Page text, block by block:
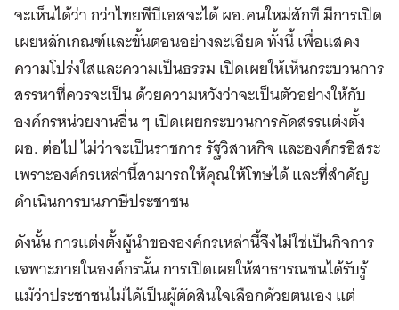
จะเห็นได้ว่า กว่าไทยพีบีเอสจะได้ ผอ.คนใหม่สักที มีการเปิด
เผยหลักเกณฑ์และขั้นตอนอย่างละเอียด ทั้งนี้ เพื่อแสดง
ความโปร่งใสและความเป็นธรรม เปิดเผยให้เห็นกระบวนการ
สรรหาที่ควรจะเป็น ด้วยความหวังว่าจะเป็นตัวอย่างให้กับ
องค์กรหน่วยงานอื่น ๆ เปิดเผยกระบวนการคัดสรรแต่งตั้ง
ผอ. ต่อไป ไม่ว่าจะเป็นราชการ รัฐวิสาหกิจ และองค์กรอิสระ
เพราะองค์กรเหล่านี้สามารถให้คุณให้โทษได้ และที่สำคัญ
ดำเนินการบนภาษีประชาชน
ดังนั้น การแต่งตั้งผู้นำขององค์กรเหล่านี้จึงไม่ใช่เป็นกิจการ
เฉพาะภายในองค์กรนั้น การเปิดเผยให้สาธารณชนได้รับรู้
แม้ว่าประชาชนไม่ได้เป็นผู้ตัดสินใจเลือกด้วยตนเอง แต่